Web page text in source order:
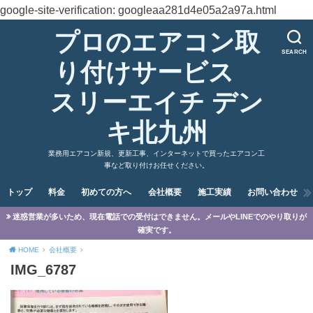
google-site-verification: googleaa281d4e05a2a97a.html
SEARCH
プロのエアコン取
り付けサービス
スリーエイチ デン
キ北九州
業務用エアコン新規、更新工事、インターネットで買ったエアコン工
事など取り付けお任せください。
トップ 料金 初めての方へ 会社概要 施工実績 お問い合わせ
迷惑営業が多いため、現在電話での受付はできません。メールやLINEでのやり取りが
確実です。
HOME 会社概要
IMG_6787